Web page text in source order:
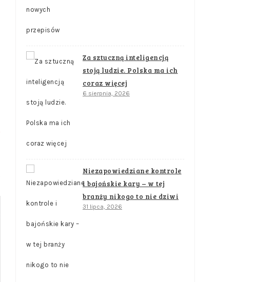
Za sztuczną inteligencją
stoją ludzie. Polska ma ich
coraz więcej
6 sierpnia, 2026
Niezapowiedziane kontrole
i bajońskie kary – w tej
branży nikogo to nie dziwi
31 lipca, 2026